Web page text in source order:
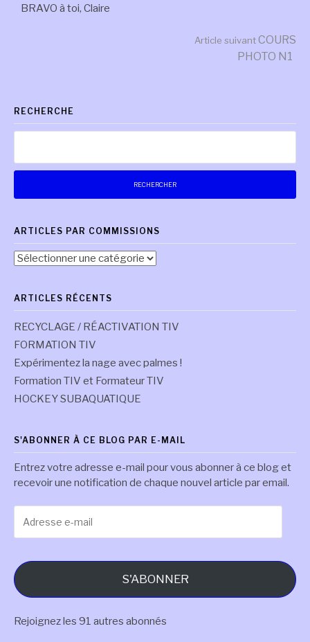
BRAVO à toi, Claire
la
suite
Article suivantCOURS
PHOTO N1
RECHERCHE
ARTICLES PAR COMMISSIONS
Articles
ARTICLES RÉCENTS
RECYCLAGE / RÉACTIVATION TIV
FORMATION TIV
Expérimentez la nage avec palmes !
Formation TIV et Formateur TIV
HOCKEY SUBAQUATIQUE
S'ABONNER À CE BLOG PAR E-MAIL
Entrez votre adresse e-mail pour vous abonner à ce blog et
recevoir une notification de chaque nouvel article par email.
e-
S'ABONNER
Rejoignez les 91 autres abonnés